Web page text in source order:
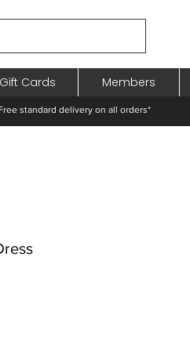
Cards Members
standard delivery on all orders*